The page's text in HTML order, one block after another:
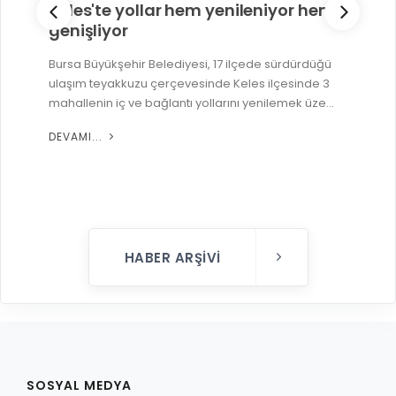
Keles'te yollar hem yenileniyor hem
genişliyor
Bursa Büyükşehir Belediyesi, 17 ilçede sürdürdüğü
ulaşım teyakkuzu çerçevesinde Keles ilçesinde 3
mahallenin iç ve bağlantı yollarını yenilemek üze...
DEVAMI...
HABER ARŞIVI
SOSYAL MEDYA